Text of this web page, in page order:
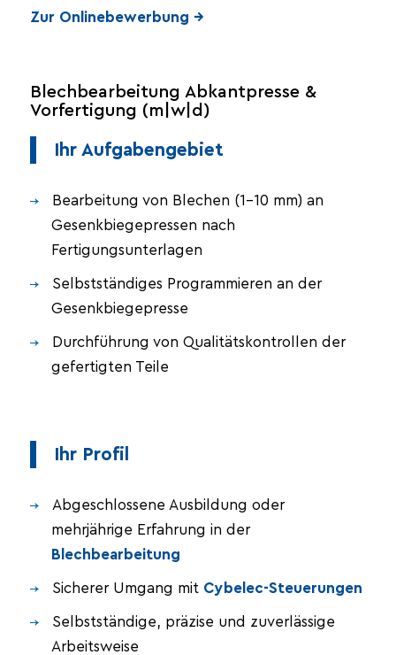
Zur Onlinebewerbung →
Blechbearbeitung Abkantpresse &
Vorfertigung (m|w|d)
Ihr Aufgabengebiet
Bearbeitung von Blechen (1–10 mm) an
Gesenkbiegepressen nach
Fertigungsunterlagen
Selbstständiges Programmieren an der
Gesenkbiegepresse
Durchführung von Qualitätskontrollen der
gefertigten Teile
Ihr Profil
Abgeschlossene Ausbildung oder
mehrjährige Erfahrung in der
Blechbearbeitung
Sicherer Umgang mit Cybelec-Steuerungen
Selbstständige, präzise und zuverlässige
Arbeitsweise